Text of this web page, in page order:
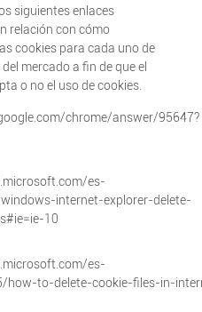
siguientes enlaces
relación con cómo
cookies para cada uno de
mercado a fin de que el
o no el uso de cookies.
chrome/answer/95647?
es-
internet-explorer-delete-
10
es-
how-to-delete-cookie-files-in-